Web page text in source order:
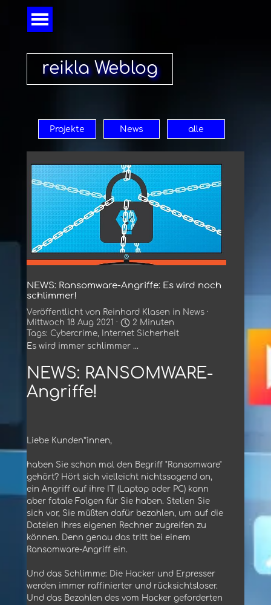
Direkt zum Seiteninhalt
reikla Weblog
Projekte News alle
NEWS: Ransomware-Angriffe: Es wird noch
schlimmer!
Veröffentlicht von Reinhard Klasen in News ·
Mittwoch 18 Aug 2021 ·
2 Minuten
Tags: Cybercrime, Internet Sicherheit
Es wird immer schlimmer ...
NEWS: RANSOMWARE-
Angriffe!
Liebe Kunden*innen,
haben Sie schon mal den Begriff "Ransomware"
gehört? Hört sich vielleicht nichtssagend an,
ein Angriff auf ihre IT (Laptop oder PC) kann
aber fatale Folgen für Sie haben. Stellen Sie
sich vor, Sie müßten dafür bezahlen, um auf die
Dateien Ihres eigenen Rechner zugreifen zu
können. Denn genau das tritt bei einem
Ransomware-Angriff ein.
Und das Schlimme: Die Hacker und Erpresser
werden immer raffinierter und rücksichtsloser.
Und das Bezahlen des vom Hacker geforderten